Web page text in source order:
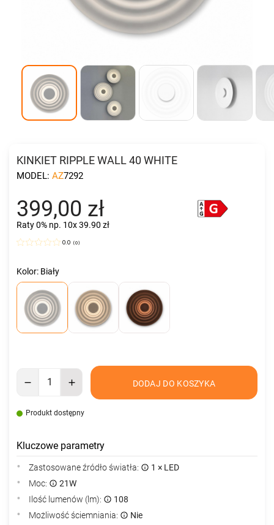
KINKIET RIPPLE WALL 40 WHITE
MODEL: AZ7292
399,00 zł
Raty 0% np. 10x 39.90 zł
0.0 (0)
Kolor: Biały
DODAJ DO KOSZYKA
Produkt dostępny
Kluczowe parametry
Zastosowane źródło światła:
1 × LED
Moc:
21W
Ilość lumenów (lm):
108
Możliwość ściemniania:
Nie